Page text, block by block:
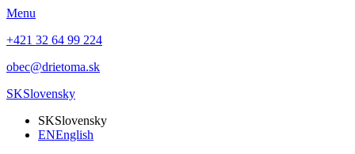
Menu
+421 32 64 99 224
obec@drietoma.sk
SKSlovensky
SKSlovensky
ENEnglish